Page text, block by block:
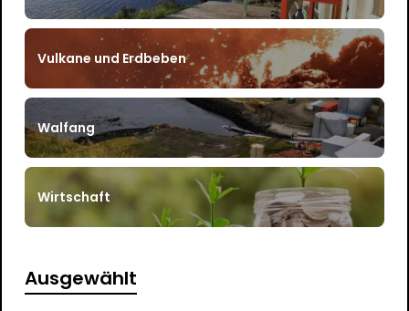
Vulkane und Erdbeben
Walfang
Wirtschaft
Ausgewählt